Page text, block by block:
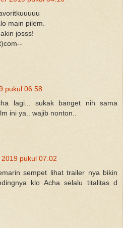
main pilem.
josss!
pukul 06.58
lagi... sukak banget nih sama
ini ya.. wajib nonton..
pukul 07.02
sempet lihat trailer nya bikin
klo Acha selalu titalitas d